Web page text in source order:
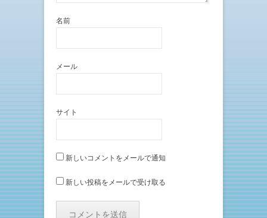
名前
メール
サイト
新しいコメントをメールで通知
新しい投稿をメールで受け取る